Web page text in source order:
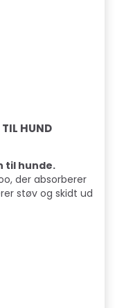
HUND
til hunde.
der absorberer
støv og skidt ud